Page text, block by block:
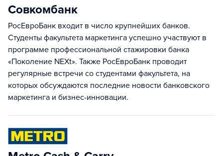
Совкомбанк
РосЕвроБанк входит в число крупнейших банков.
Студенты факультета маркетинга успешно участвуют в
программе профессиональной стажировки банка
«Поколение NEXt». Также РосЕвроБанк проводит
регулярные встречи со студентами факультета, на
которых обсуждаются последние новости банковского
маркетинга и бизнес-инновации.